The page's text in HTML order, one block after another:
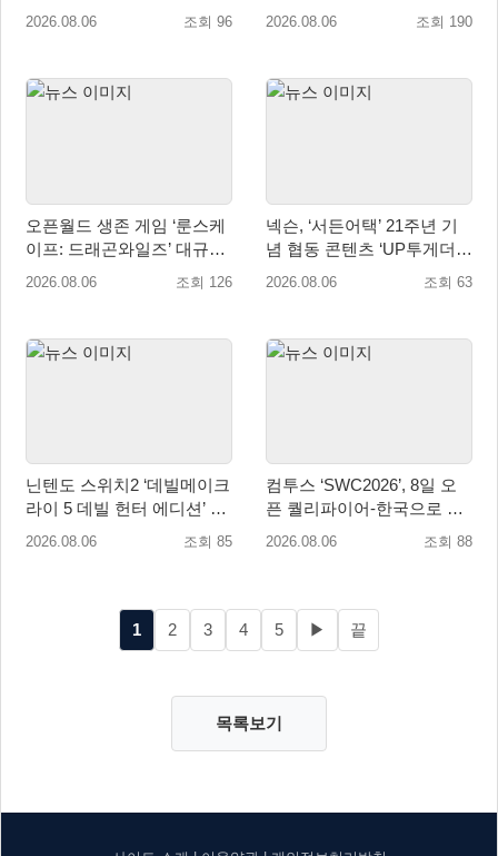
버 다이즈’ 패키지판 예약판
2026.08.06 조회 96
트’ 출시
2026.08.06 조회 190
오픈월드 생존 게임 ‘룬스케
이프: 드래곤와일즈’ 대규모
유저 편의성 개선 및 사이드
2026.08.06 조회 126
넥슨, ‘서든어택’ 21주년 기
념 협동 콘텐츠 ‘UP투게더’
업데이트
2026.08.06 조회 63
닌텐도 스위치2 ‘데빌메이크
라이 5 데빌 헌터 에디션’ 패
키지 제품 8월 7일 예약판매
2026.08.06 조회 85
컴투스 ‘SWC2026’, 8일 오
픈 퀄리파이어-한국으로 시
즌 개막!
2026.08.06 조회 88
1 2 3 4 5 ▶ 끝
목록보기